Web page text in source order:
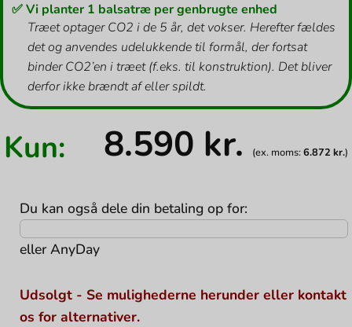
✅ Vi planter 1 balsatræ per genbrugte enhed
Træet optager CO2 i de 5 år, det vokser. Herefter fældes
det og anvendes udelukkende til formål, der fortsat
binder CO2’en i træet (f.eks. til konstruktion). Det bliver
derfor ikke brændt af eller spildt.
Kun: 8.590 kr. (ex. moms:6.872 kr.)
Du kan også dele din betaling op for:
ellerAnyDay
Udsolgt - Se mulighederne herunder eller kontakt
os for alternativer.